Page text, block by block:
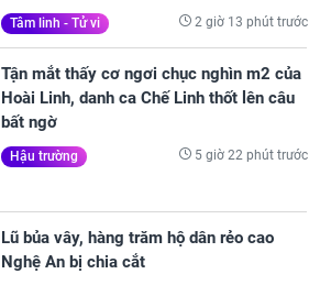
Tâm linh - Tử vi 2 giờ 13 phút trước
Tận mắt thấy cơ ngơi chục nghìn m2 của
Hoài Linh, danh ca Chế Linh thốt lên câu
bất ngờ
Hậu trường 5 giờ 22 phút trước
Lũ bủa vây, hàng trăm hộ dân rẻo cao
Nghệ An bị chia cắt